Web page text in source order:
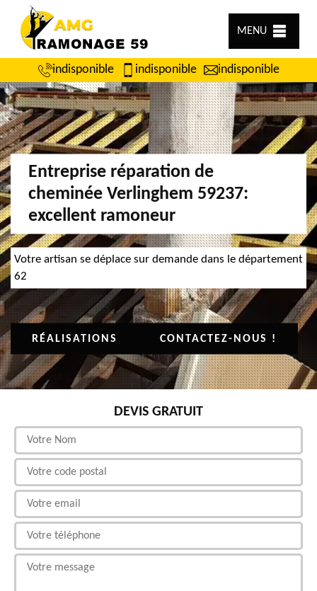
MENU
indisponible indisponible indisponible
Entreprise réparation de
cheminée Verlinghem 59237:
excellent ramoneur
Votre artisan se déplace sur demande dans le département
62
RÉALISATIONS CONTACTEZ-NOUS !
DEVIS GRATUIT